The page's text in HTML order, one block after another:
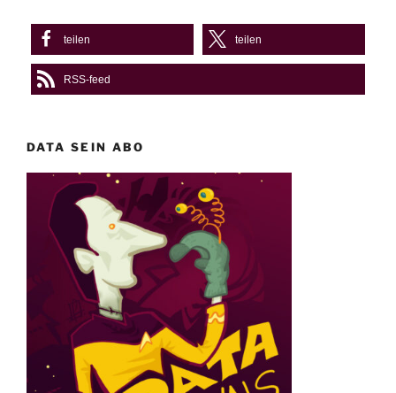
teilen teilen
RSS-feed
DATA SEIN ABO